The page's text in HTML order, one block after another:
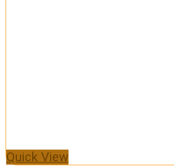
Quick View